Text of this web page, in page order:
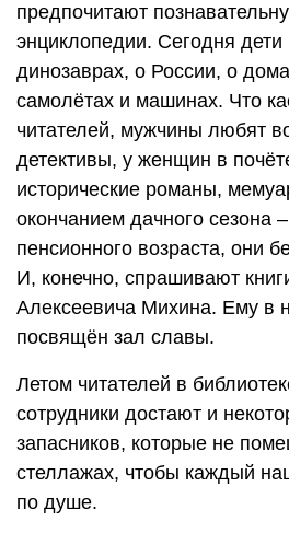
предпочитают
энциклопедии. Сегодня дети
динозаврах, о России, о
самолётах и машинах. Что
читателей, мужчины любят
детективы, у женщин в
исторические романы,
окончанием дачного сезона
пенсионного возраста, они
И, конечно, спрашивают
Алексеевича Михина. Ему в
посвящён зал славы.
Летом читателей в
сотрудники достают и
запасников, которые не
стеллажах, чтобы каждый
по душе.